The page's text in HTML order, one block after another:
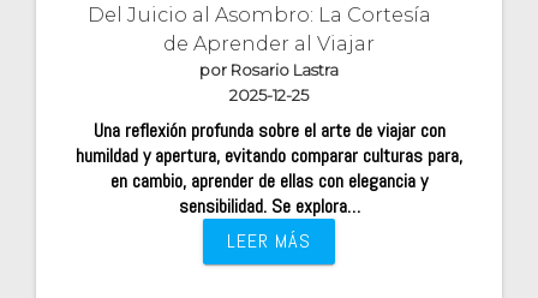
Del Juicio al Asombro: La Cortesía
de Aprender al Viajar
por Rosario Lastra
2025-12-25
Una reflexión profunda sobre el arte de viajar con
humildad y apertura, evitando comparar culturas para,
en cambio, aprender de ellas con elegancia y
sensibilidad. Se explora…
LEER MÁS